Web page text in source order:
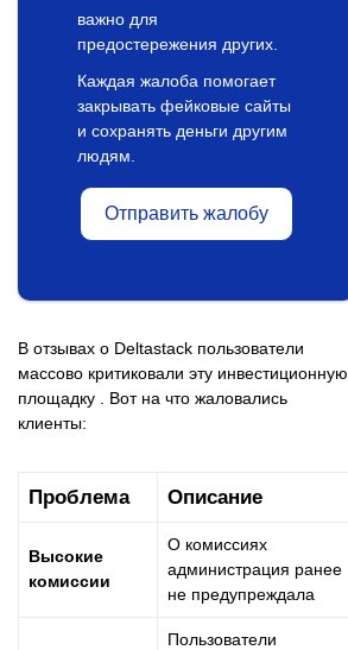
важно для
предостережения других.
Каждая жалоба помогает
закрывать фейковые сайты
и сохранять деньги другим
людям.
Отправить жалобу
В отзывах о Deltastack пользователи
массово критиковали эту инвестиционную
площадку . Вот на что жаловались
клиенты:
Проблема Описание
Высокие
комиссии
О комиссиях
администрация ранее
не предупреждала
Пользователи